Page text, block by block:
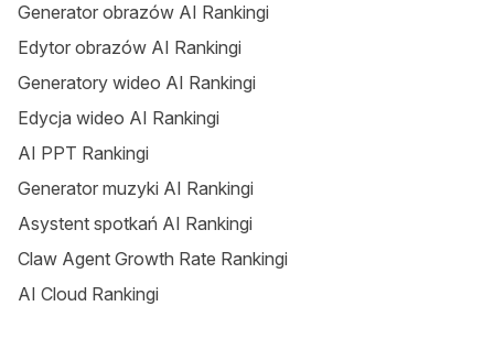
Generator obrazów AI Rankingi
Edytor obrazów AI Rankingi
Generatory wideo AI Rankingi
Edycja wideo AI Rankingi
AI PPT Rankingi
Generator muzyki AI Rankingi
Asystent spotkań AI Rankingi
Claw Agent Growth Rate Rankingi
AI Cloud Rankingi